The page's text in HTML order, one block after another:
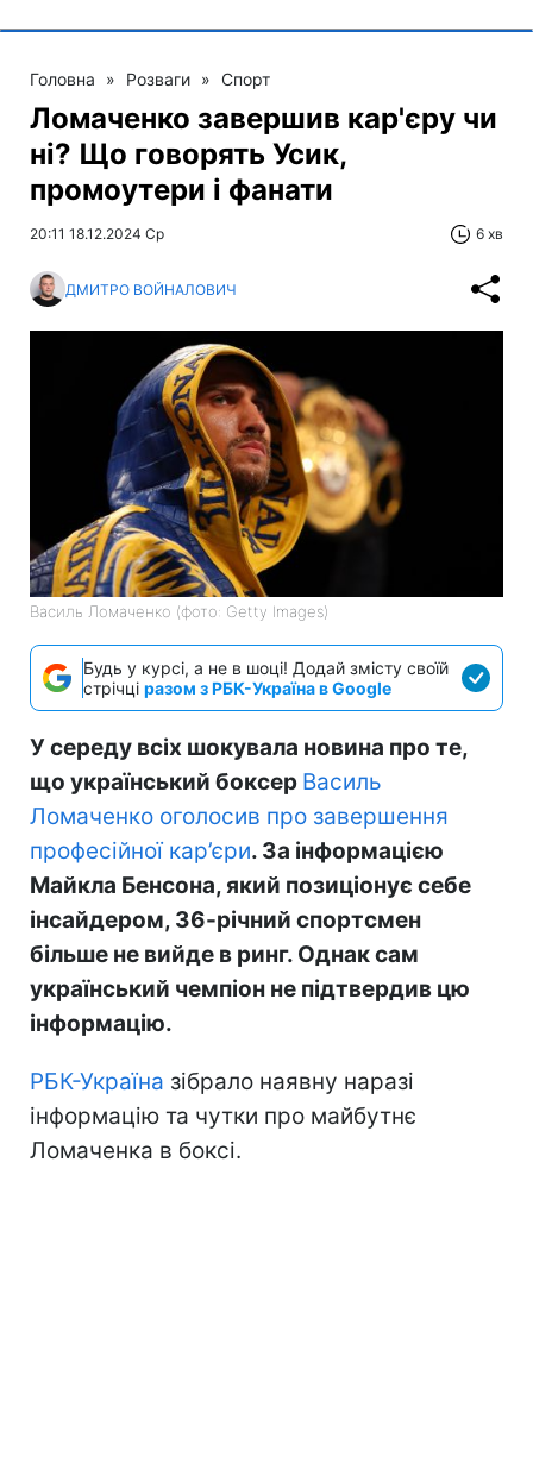
Головна » Розваги » Спорт
Ломаченко завершив кар'єру чи
ні? Що говорять Усик,
промоутери і фанати
20:11 18.12.2024 Ср 6 хв
ДМИТРО ВОЙНАЛОВИЧ
Василь Ломаченко (фото: Getty Images)
Будь у курсі, а не в шоці! Додай змісту своїй
стрічці разом з РБК-Україна в Google
У середу всіх шокувала новина про те,
що український боксер Василь
Ломаченко оголосив про завершення
професійної кар’єри. За інформацією
Майкла Бенсона, який позиціонує себе
інсайдером, 36-річний спортсмен
більше не вийде в ринг. Однак сам
український чемпіон не підтвердив цю
інформацію.
РБК-Україна зібрало наявну наразі
інформацію та чутки про майбутнє
Ломаченка в боксі.